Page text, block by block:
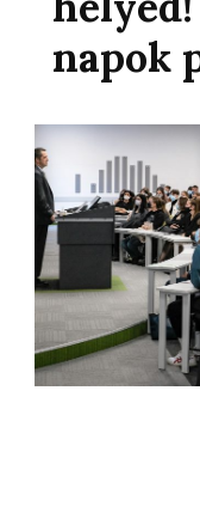
napok